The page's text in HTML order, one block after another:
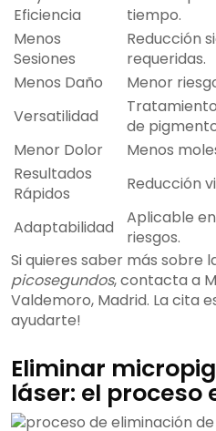
Eficiencia
tiempo.
Menos
Sesiones
Reducción
requeridas.
Menos Daño
Menor
Versatilidad
de
Menor Dolor
Menos
Resultados
Rápidos
Reducción
Adaptabilidad
Aplicable
riesgos.
Si quieres saber más sobre
picosegundos, contacta a
Valdemoro, Madrid. La cita
ayudarte!
Eliminar
láser: el proceso